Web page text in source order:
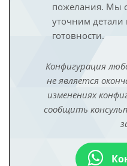
пожелания. Мы
уточним
готовности.
Конфигурация
не является
изменениях
сообщить